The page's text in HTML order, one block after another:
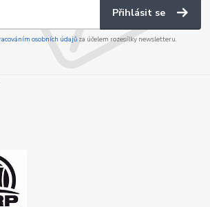
Přihlásit se
osobních údajůza účelem rozesílky newsletteru.